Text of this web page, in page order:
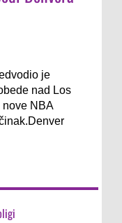
je
nad Los
NBA